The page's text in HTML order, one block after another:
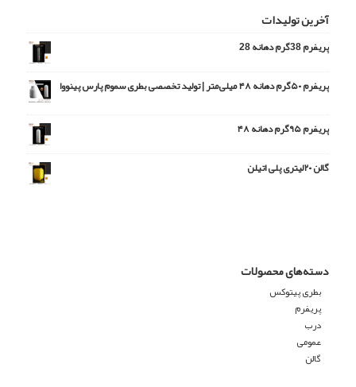
آخرین تولیدات
پریفرم 38گرم دهانه 28
پریفرم ۵۰گرم دهانه ۴۸ میلی‌متر | تولید تخصصی بطری سموم پارس پینووا
پریفرم ۹۵گرم دهانه ۴۸
گالن ۲۰لیتری پلی اتیلن
دسته‌های محصولات
بطری پیتوکس
پریفرم
درب
عمومی
گالن